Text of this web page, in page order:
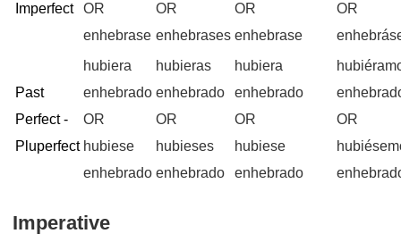
Imperfect
OR
enhebrase
OR
enhebrases
OR
enhebrase
OR
Past
Perfect -
Pluperfect
hubiera
enhebrado
OR
hubiese
enhebrado
hubieras
enhebrado
OR
hubieses
enhebrado
hubiera
enhebrado
OR
hubiese
enhebrado
OR
Imperative